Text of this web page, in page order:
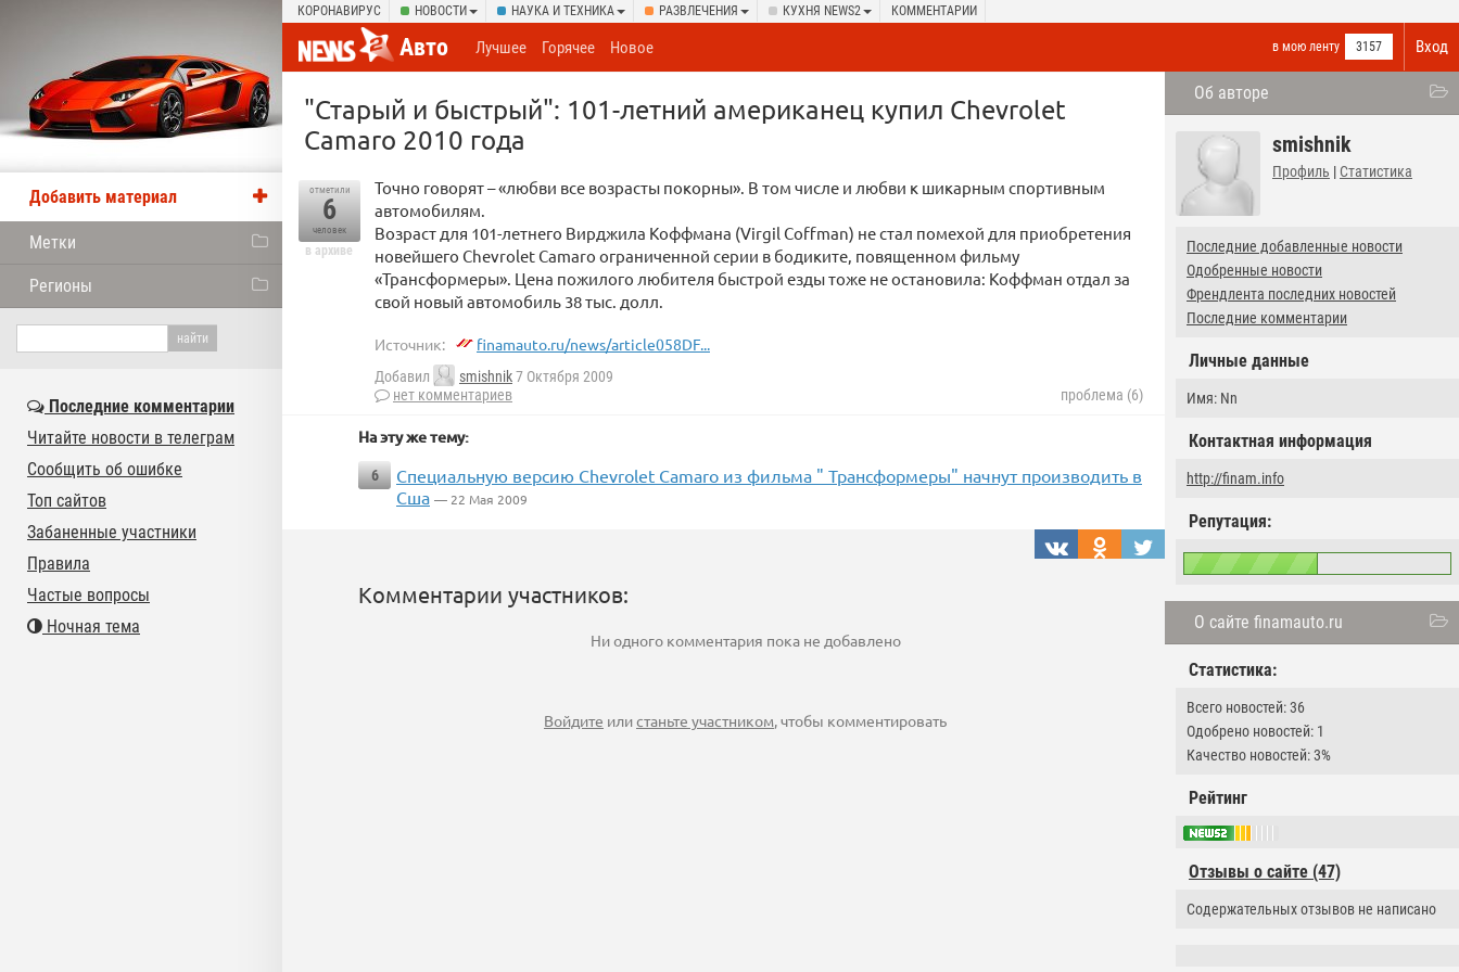
КОРОНАВИРУС НОВОСТИ НАУКА И ТЕХНИКА РАЗВЛЕЧЕНИЯ КУХНЯ NEWS2 КОММЕНТАРИИ
Вход
Авто в мою ленту 3157
Лучшее Горячее Новое
Об авторе
smishnik
Профиль | Статистика
Последние добавленные новости
Одобренные новости
Френдлента последних новостей
Последние комментарии
Личные данные
Имя: Nn
Контактная информация
http://finam.info
Репутация:
О сайте finamauto.ru
Статистика:
Всего новостей: 36
Одобрено новостей: 1
Качество новостей: 3%
Рейтинг
Отзывы о сайте (47)
Содержательных отзывов не написано
"Старый и быстрый": 101-летний американец купил Chevrolet
Camaro 2010 года
отметили
6
человек
в архиве
Точно говорят – «любви все возрасты покорны». В том числе и любви к шикарным спортивным
автомобилям.
Возраст для 101-летнего Вирджила Коффмана (Virgil Coffman) не стал помехой для приобретения
новейшего Chevrolet Camaro ограниченной серии в бодиките, повященном фильму
«Трансформеры». Цена пожилого любителя быстрой езды тоже не остановила: Коффман отдал за
свой новый автомобиль 38 тыс. долл.
Источник: finamauto.ru/news/article058DF...
Добавил smishnik7 Октября 2009
нет комментариев
проблема (6)
На эту же тему:
6
Cпециальную версию Chevrolet Camaro из фильма " Трансформеры" начнут производить в
Сша — 22 Мая 2009
Комментарии участников:
Ни одного комментария пока не добавлено
Войдите илистаньте участником, чтобы комментировать
Добавить материал
Метки
Регионы
Последние комментарии
Читайте новости в телеграм
Сообщить об ошибке
Топ сайтов
Забаненные участники
Правила
Частые вопросы
Ночная тема